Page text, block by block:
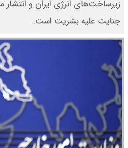
زیرساخت‌های انرژی ایران و
جنایت علیه بشریت است.